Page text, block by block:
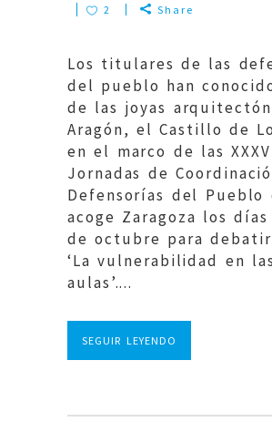
2
Share
Los titulares de las
del pueblo han
de las joyas
Aragón, el Castillo de
en el marco de las
Jornadas de
Defensorías del Pueblo
acoge Zaragoza los días
de octubre para
‘La vulnerabilidad en las
aulas’....
SEGUIR LEYENDO